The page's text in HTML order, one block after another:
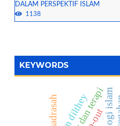
DALAM PERSPEKTIF ISLAM
1138
KEYWORDS
madrasah